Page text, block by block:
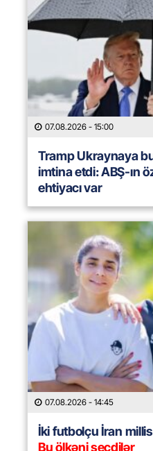
07.08.2026 - 15:00
Tramp Ukraynaya
imtina etdi: ABŞ-ın
ehtiyacı var
07.08.2026 - 14:45
İki futbolçu İran
Bu ölkəni seçdilər